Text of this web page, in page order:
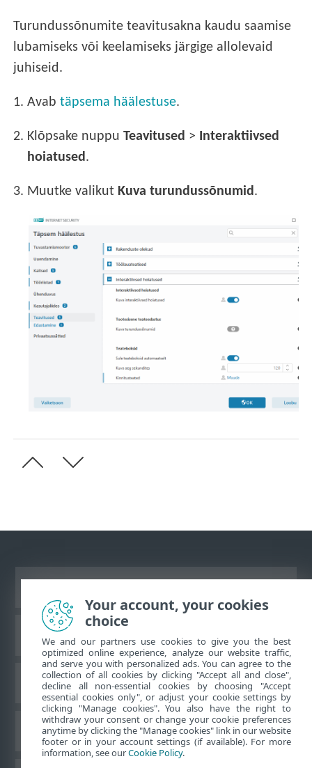
Turundussõnumite teavitusakna kaudu saamise
lubamiseks või keelamiseks järgige allolevaid
juhiseid.
1. Avabtäpsema häälestuse.
2. Klõpsake nuppuTeavitused > Interaktiivsed
hoiatused .
3. Muutke valikut Kuva turundussõnumid .
ESET teadmistebaas
ESET-i foorum
Piirkondlik tugi
Your account, your cookies
choice
We and our partners use cookies to give you the best
optimized online experience, analyze our website traffic,
and serve you with personalized ads. You can agree to the
collection of all cookies by clicking "Accept all and close",
decline all non-essential cookies by choosing "Accept
essential cookies only", or adjust your cookie settings by
clicking "Manage cookies". You also have the right to
withdraw your consent or change your cookie preferences
anytime by clicking the "Manage cookies" link in our website
footer or in your account settings (if available). For more
information, see ourCookie Policy.